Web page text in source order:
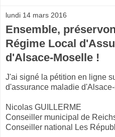
lundi 14 mars 2016
Ensemble,
Régime Local
d'Alsace-Moselle !
J'ai signé la pétition en ligne
d'assurance maladie
Nicolas GUILLERME
Conseiller municipal de
Conseiller national Les